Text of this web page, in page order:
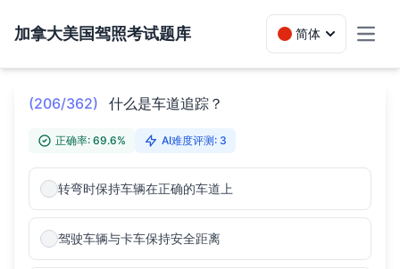
加拿大美国驾照考试题库 简体
(206/362) 什么是车道追踪？
正确率: 69.6% AI难度评测: 3
转弯时保持车辆在正确的车道上
驾驶车辆与卡车保持安全距离